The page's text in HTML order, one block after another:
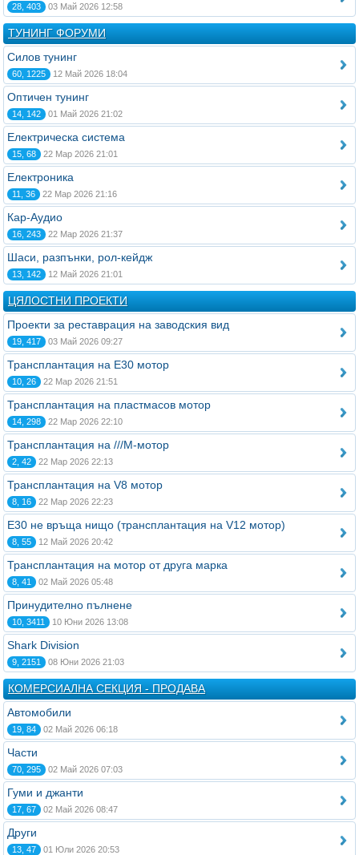
28, 403 03 Май 2026 12:58
ТУНИНГ ФОРУМИ
Силов тунинг
60, 1225 12 Май 2026 18:04
Оптичен тунинг
14, 142 01 Май 2026 21:02
Електрическа система
15, 68 22 Мар 2026 21:01
Електроника
11, 36 22 Мар 2026 21:16
Кар-Аудио
16, 243 22 Мар 2026 21:37
Шаси, разпънки, рол-кейдж
13, 142 12 Май 2026 21:01
ЦЯЛОСТНИ ПРОЕКТИ
Проекти за реставрация на заводския вид
19, 417 03 Май 2026 09:27
Трансплантация на Е30 мотор
10, 26 22 Мар 2026 21:51
Трансплантация на пластмасов мотор
14, 298 22 Мар 2026 22:10
Трансплантация на ///М-мотор
2, 42 22 Мар 2026 22:13
Трансплантация на V8 мотор
8, 16 22 Мар 2026 22:23
Е30 не връща нищо (трансплантация на V12 мотор)
8, 55 12 Май 2026 20:42
Трансплантация на мотор от друга марка
8, 41 02 Май 2026 05:48
Принудително пълнене
10, 3411 10 Юни 2026 13:08
Shark Division
9, 2151 08 Юни 2026 21:03
КОМЕРСИАЛНА СЕКЦИЯ - ПРОДАВА
Автомобили
19, 84 02 Май 2026 06:18
Части
70, 295 02 Май 2026 07:03
Гуми и джанти
17, 67 02 Май 2026 08:47
Други
13, 47 01 Юли 2026 20:53